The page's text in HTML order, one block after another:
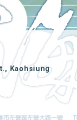
Kaohsiung